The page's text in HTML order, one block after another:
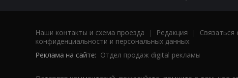
Наши контакты и схема проезда | Редакция | Связаться
конфиденциальности и персональных данных
Реклама на сайте: Отдел продаж digital рекламы